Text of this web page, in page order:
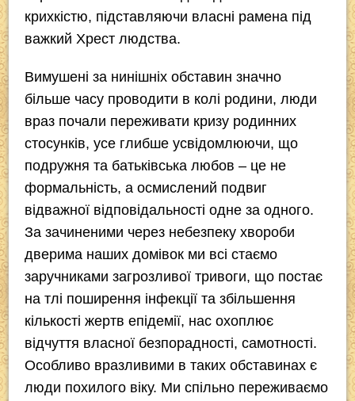
крихкістю, підставляючи власні рамена під
важкий Хрест людства.
Вимушені за нинішніх обставин значно
більше часу проводити в колі родини, люди
враз почали переживати кризу родинних
стосунків, усе глибше усвідомлюючи, що
подружня та батьківська любов – це не
формальність, а осмислений подвиг
відважної відповідальності одне за одного.
За зачиненими через небезпеку хвороби
дверима наших домівок ми всі стаємо
заручниками загрозливої тривоги, що постає
на тлі поширення інфекції та збільшення
кількості жертв епідемії, нас охоплює
відчуття власної безпорадності, самотності.
Особливо вразливими в таких обставинах є
люди похилого віку. Ми спільно переживаємо